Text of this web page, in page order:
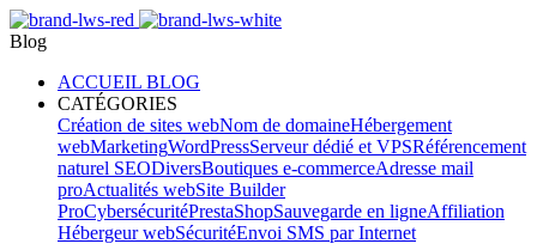
Blog
ACCUEIL BLOG
CATÉGORIES
Création de sites webNom de domaineHébergement
webMarketingWordPressServeur dédié et VPSRéférencement
naturel SEODiversBoutiques e-commerceAdresse mail
proActualités webSite Builder
ProCybersécuritéPrestaShopSauvegarde en ligneAffiliation
Hébergeur webSécuritéEnvoi SMS par Internet